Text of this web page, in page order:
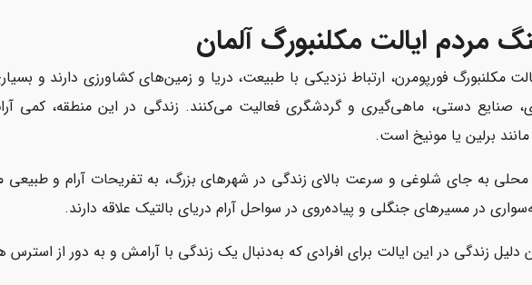
مردم ایالت مکلنبورگ آلمان
مکلنبورگ فورپومرن، ارتباط نزدیکی با طبیعت، دریا و زمین‌های کشاورزی دارند و
صنایع دستی، ماهی‌گیری و گردشگری فعالیت می‌کنند. زندگی در این منطقه، کمی
برلین یا مونیخ است.
محلی به جای شلوغی و سرعت بالای زندگی در شهرهای بزرگ، به تفریحات آرام و طبیعی
در مسیرهای جنگلی و پیاده‌روی در سواحل آرام دریای بالتیک علاقه دارند.
دلیل زندگی در این ایالت برای افرادی که به‌دنبال یک زندگی با آرامش و به دور از